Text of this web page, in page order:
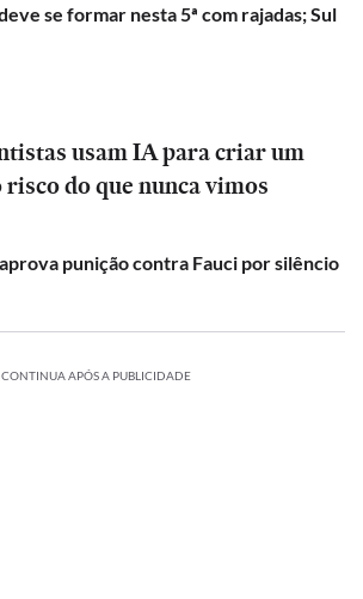
se formar nesta 5ª com rajadas; Sul
usam IA para criar um
risco do que nunca vimos
punição contra Fauci por silêncio
CONTINUA APÓS A PUBLICIDADE